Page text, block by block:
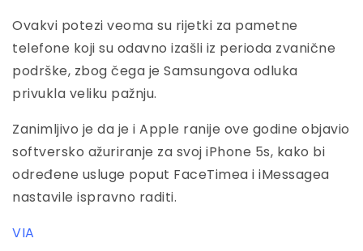
Ovakvi potezi veoma su rijetki za pametne
telefone koji su odavno izašli iz perioda zvanične
podrške, zbog čega je Samsungova odluka
privukla veliku pažnju.
Zanimljivo je da je i Apple ranije ove godine objavio
softversko ažuriranje za svoj iPhone 5s, kako bi
određene usluge poput FaceTimea i iMessagea
nastavile ispravno raditi.
VIA